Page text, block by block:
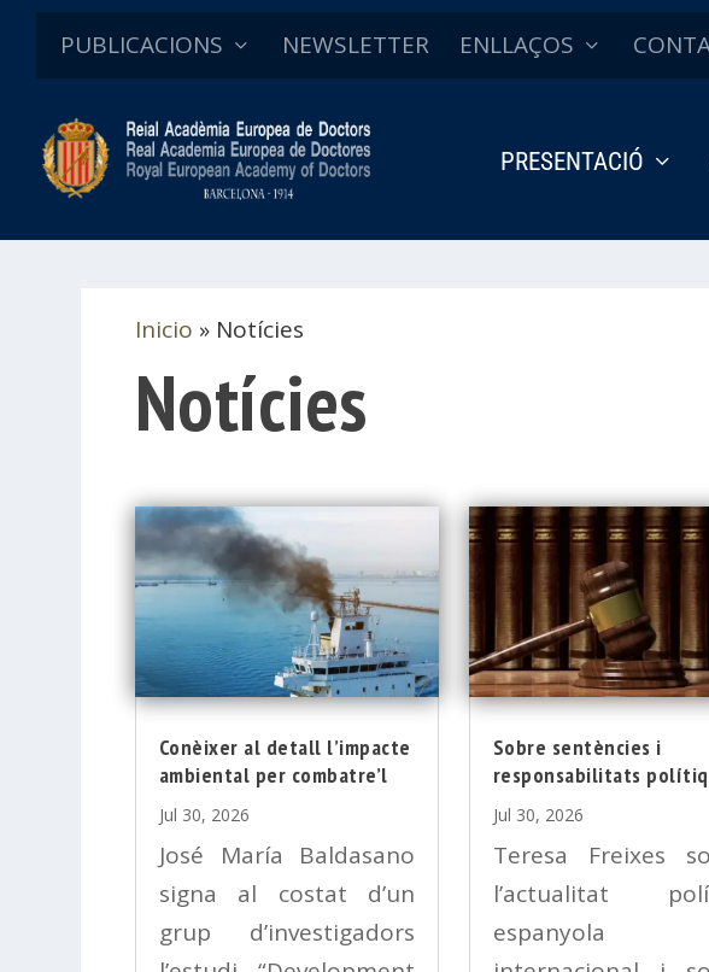
PUBLICACIONS NEWSLETTER ENLLAÇOS
PRESENTACIÓ
Inicio » Notícies
Notícies
Conèixer al detall l’impacte
ambiental per combatre’l
Jul 30, 2026
José María Baldasano
signa al costat d’un
grup d’investigadors
Sobre sentències i
responsabilitats
Jul 30, 2026
Teresa Freixes
l’actualitat